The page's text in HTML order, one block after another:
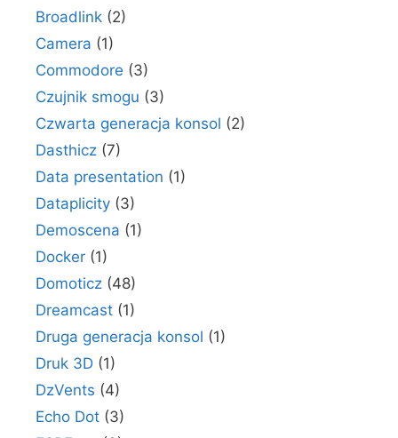
Broadlink (2)
Camera (1)
Commodore (3)
Czujnik smogu (3)
Czwarta generacja konsol (2)
Dasthicz (7)
Data presentation (1)
Dataplicity (3)
Demoscena (1)
Docker (1)
Domoticz (48)
Dreamcast (1)
Druga generacja konsol (1)
Druk 3D (1)
DzVents (4)
Echo Dot (3)